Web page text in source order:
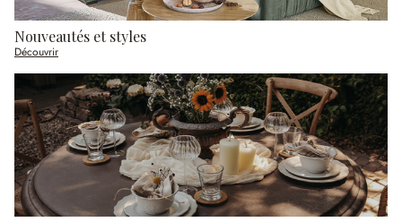
Nouveautés et styles
Découvrir